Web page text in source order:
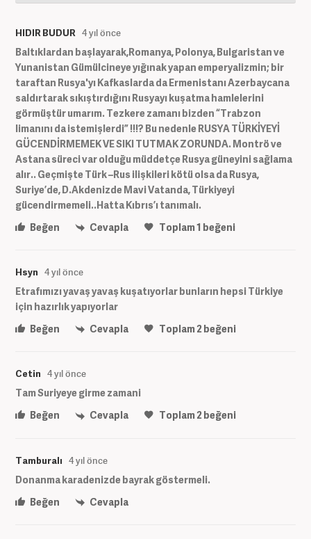
HIDIR BUDUR 4 yıl önce
Baltıklardan başlayarak,Romanya, Polonya, Bulgaristan ve
Yunanistan Gümülcineye yığınak yapan emperyalizmin; bir
taraftan Rusya'yı Kafkaslarda da Ermenistanı Azerbaycana
saldırtarak sıkıştırdığını Rusyayı kuşatma hamlelerini
görmüştür umarım. Tezkere zamanı bizden “Trabzon
limanını da istemişlerdi” !!!? Bu nedenle RUSYA TÜRKİYEYİ
GÜCENDİRMEMEK VE SIKI TUTMAK ZORUNDA. Montrö ve
Astana süreci var olduğu müddetçe Rusya güneyini sağlama
alır.. Geçmişte Türk –Rus ilişkileri kötü olsa da Rusya,
Suriye’de, D.Akdenizde Mavi Vatanda, Türkiyeyi
gücendirmemeli..Hatta Kıbrıs’ı tanımalı.
Beğen
Cevapla Toplam1 beğeni
Hsyn 4 yıl önce
Etrafımızı yavaş yavaş kuşatıyorlar bunların hepsi Türkiye
için hazırlık yapıyorlar
Beğen
Cevapla Toplam2beğeni
Cetin 4 yıl önce
Tam Suriyeye girme zamani
Beğen
Cevapla Toplam2beğeni
Tamburalı 4 yıl önce
Donanma karadenizde bayrak göstermeli.
Beğen
Cevapla